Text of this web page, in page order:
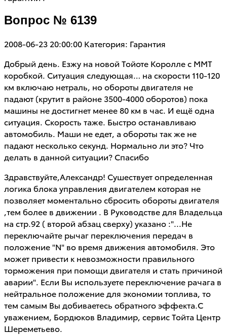
Вопрос № 6139
2008-06-23 20:00:00 Категория: Гарантия
Добрый день. Езжу на новой Тойоте Королле с ММТ
коробкой. Ситуация следующая… на скорости 110-120
км включаю нетраль, но обороты двигателя не
падают (крутит в районе 3500-4000 оборотов) пока
машины не достигнет менее 80 км в час. И ещё одна
ситуация. Скорость таже. Быстро останавливаю
автомобиль. Маши не едет, а обороты так же не
падают несколько секунд. Нормально ли это? Что
делать в данной ситуации? Спасибо
Здравствуйте,Александр! Сушествует определенная
логика блока управления двигателем которая не
позволяет моментально сбросить обороты двигателя
,тем более в движении . В Руководстве для Владельца
на стр.92 ( второй абзац сверху) указано :"...Не
переключайте рычаг переключения передач в
положение "N" во время движения автомобиля. Это
может привести к невозможности правильного
торможения при помощи двигателя и стать причиной
аварии". Если Вы используете переключение рачага в
нейтральное положение для экономии топлива, то
тем самым Вы добиваетесь обратного эффекта.С
уважением, Бордюков Владимир, сервис Тойта Центр
Шереметьево.